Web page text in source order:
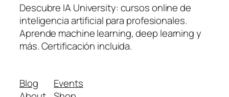
Descubre IA University: cursos online de
inteligencia artificial para profesionales.
Aprende machine learning, deep learning y
más. Certificación incluida.
Blog
Events